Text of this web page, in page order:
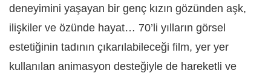
deneyimini yaşayan bir genç kızın gözünden aşk,
ilişkiler ve özünde hayat… 70’li yılların görsel
estetiğinin tadının çıkarılabileceği film, yer yer
kullanılan animasyon desteğiyle de hareketli ve